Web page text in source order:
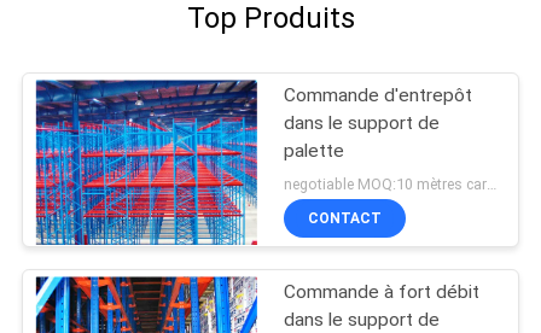
Top Produits
Commande d'entrepôt
dans le support de
palette
negotiable MOQ:10 mètres carrés
CONTACT
Commande à fort débit
dans le support de